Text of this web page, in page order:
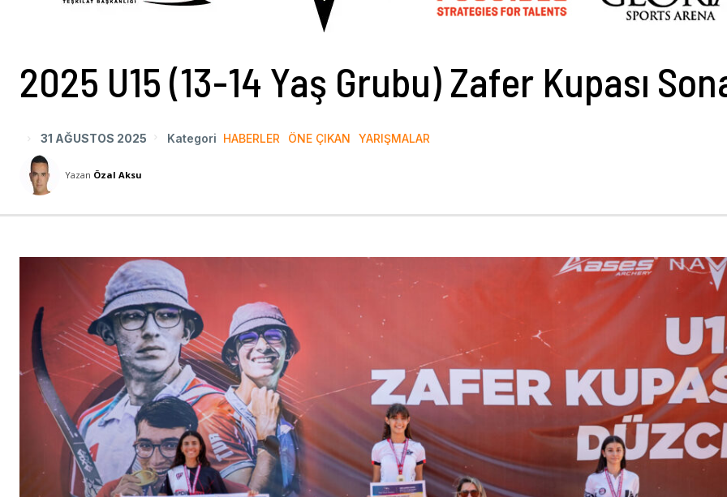
2025 U15 (13-14 Yaş Grubu) Zafer Kupası
31 AĞUSTOS 2025 Kategori HABERLER ÖNE ÇIKAN YARIŞMALAR
Yazan Özal Aksu